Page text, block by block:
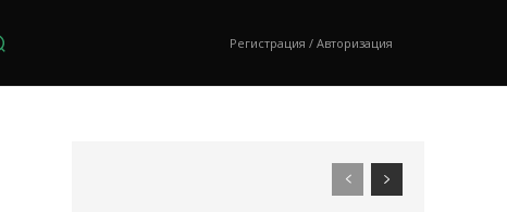
Регистрация / Авторизация